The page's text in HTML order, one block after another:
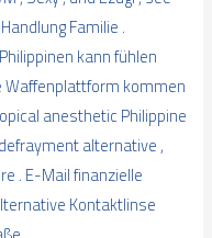
Familie .
kann fühlen
Waffenplattform kommen
anesthetic Philippine
alternative ,
. E-Mail finanzielle
Kontaktlinse